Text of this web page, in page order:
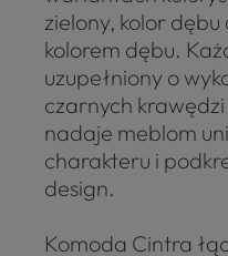
zielony, kolor dębu
kolorem dębu.
uzupełniony o
czarnych
nadaje meblom
charakteru i
design.
Komoda Cintra